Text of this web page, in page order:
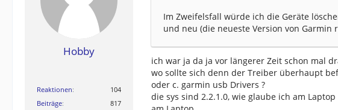
Hobby
Reaktionen
104
Beiträge
817
Im Zweifelsfall würde ich die Geräte
und neu (die neueste Version von Garmin
ich war ja da ja vor längerer Zeit schon mal
wo sollte sich denn der Treiber überhaupt
oder c. garmin usb Drivers ?
die sys sind 2.2.1.0, wie glaube ich am